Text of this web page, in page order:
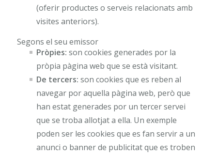
(oferir productes o serveis relacionats amb
visites anteriors).
Segons el seu emissor
Pròpies: son cookies generades por la
pròpia pàgina web que se està visitant.
De tercers: son cookies que es reben al
navegar por aquella pàgina web, però que
han estat generades por un tercer servei
que se troba allotjat a ella. Un exemple
poden ser les cookies que es fan servir a un
anunci o banner de publicitat que es troben